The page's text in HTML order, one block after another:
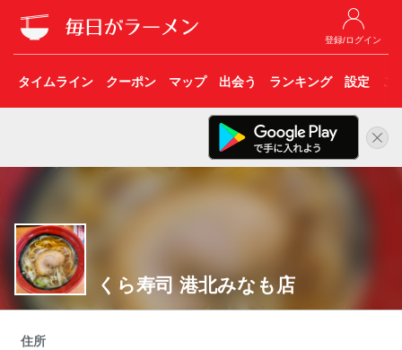
登録/ログイン
タイムライン クーポン マップ 出会う ランキング 設定 こ
くら寿司 港北みなも店
住所